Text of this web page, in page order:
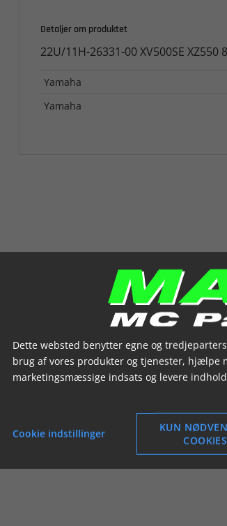
Detaljer om produktet
22U/11H-26331-00 XV500SE XZ550
Yamaha
Yamaha
Dette websted benytter egne og
brug af vores produkter og tjenester, hjælpe
marketingsmæssige indsats og levere
Cookie indstillinger
KUN
COOKIES